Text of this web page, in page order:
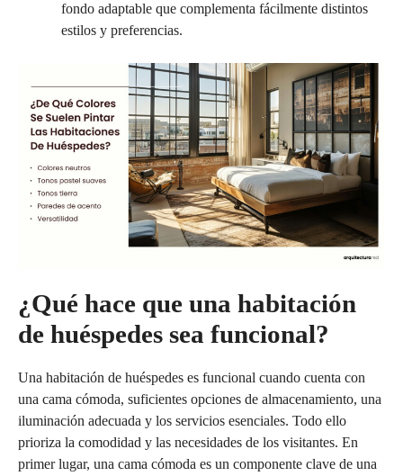
fondo adaptable que complementa fácilmente distintos
estilos y preferencias.
¿Qué hace que una habitación
de huéspedes sea funcional?
Una habitación de huéspedes es funcional cuando cuenta con
una cama cómoda, suficientes opciones de almacenamiento, una
iluminación adecuada y los servicios esenciales. Todo ello
prioriza la comodidad y las necesidades de los visitantes. En
primer lugar, una cama cómoda es un componente clave de una